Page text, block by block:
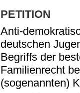
PETITION
Anti-
deutschen
Begriffs der
Familienrecht
(sogenannten)